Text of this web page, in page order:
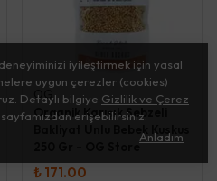
iyileştirmek için yasal
uygun çerezler (cookies)
Detaylı bilgiye Gizlilik ve Çerez
sayfamızdan erişebilirsiniz.
Anladım
OG
Organik Karışık Sebzeli
250 Gr - OG Store
₺ 171.00